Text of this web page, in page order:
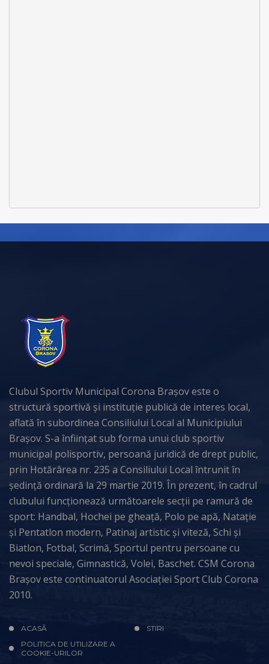
Clubul Sportiv Municipal Corona Brașov este o
structură sportivă și instituție publică de interes local,
aflată în subordinea Consiliului Local al Municipiului
Brașov. S-a înființat sub forma unui club sportiv
municipal polisportiv, persoană juridică de drept public,
prin Hotărârea nr. 235 a Consiliului Local întrunit în
ședință ordinară la 29 martie 2019. În prezent, în cadrul
clubului funcționează următoarele secții pe ramură de
sport: Handbal, Hochei pe gheață, Polo pe apă, Natație
și Pentatlon modern, Patinaj artistic și viteză, Schi și
Biatlon, Fotbal, Scrimă, Sportul pentru persoane cu
nevoi speciale, Gimnastică, Volei, Baschet. CSM Corona
Brașov este continuatorul Asociației Sport Club Corona
2010.
ACASĂ
STIRI
POLITICA DE UTILIZARE A
COOKIE-URILOR